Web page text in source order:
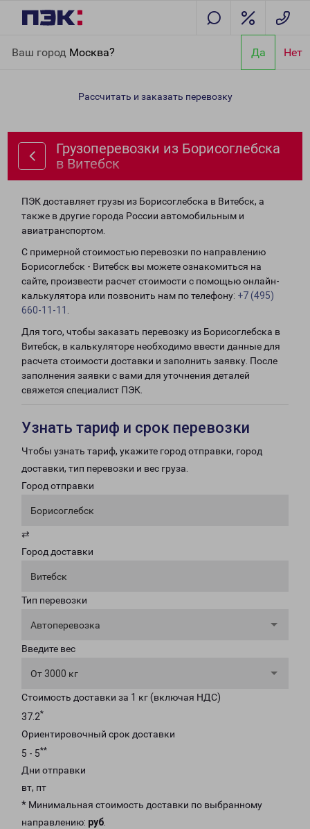
Ваш город Москва? Да Нет
Витебск
Рассчитать и заказать перевозку
Грузоперевозки из Борисоглебска
в Витебск
ПЭК доставляет грузы из Борисоглебска в Витебск, а
также в другие города России автомобильным и
авиатранспортом.
С примерной стоимостью перевозки по направлению
Борисоглебск - Витебск вы можете ознакомиться на
сайте, произвести расчет стоимости с помощью онлайн-
калькулятора или позвонить нам по телефону: +7 (495)
660-11-11
Для того, чтобы заказать перевозку из Борисоглебска в
Витебск, в калькуляторе необходимо ввести данные для
расчета стоимости доставки и заполнить заявку. После
заполнения заявки с вами для уточнения деталей
свяжется специалист ПЭК.
Узнать тариф и срок перевозки
Чтобы узнать тариф, укажите город отправки, город
доставки, тип перевозки и вес груза.
Город отправки
Борисоглебск
⇄
Город доставки
Витебск
Тип перевозки
Автоперевозка
Введите вес
От 3000 кг
Стоимость доставки за 1 кг (включая НДС)
37.2*
Ориентировочный срок доставки
5 - 5**
Дни отправки
вт, пт
* Минимальная стоимость доставки по выбранному
направлению: руб.